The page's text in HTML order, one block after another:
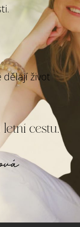
dělají život
cestu.